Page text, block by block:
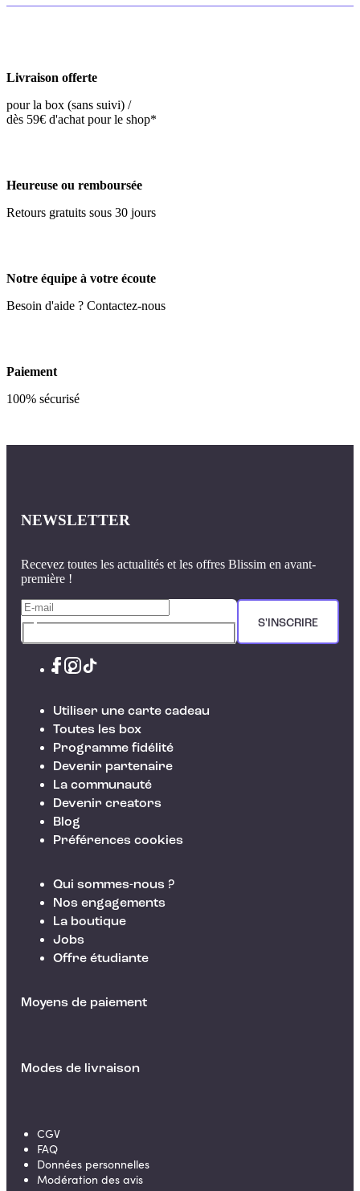
Livraison offerte
pour la box (sans suivi) /
dès 59€ d'achat pour le shop*
Heureuse ou remboursée
Retours gratuits sous 30 jours
Notre équipe à votre écoute
Besoin d'aide ? Contactez-nous
Paiement
100% sécurisé
NEWSLETTER
Recevez toutes les actualités et les offres Blissim en avant-
première !
S'INSCRIRE
Utiliser une carte cadeau
Toutes les box
Programme fidélité
Devenir partenaire
La communauté
Devenir creators
Blog
Préférences cookies
Qui sommes-nous ?
Nos engagements
La boutique
Jobs
Offre étudiante
Moyens de paiement
Modes de livraison
CGV
FAQ
Données personnelles
Modération des avis